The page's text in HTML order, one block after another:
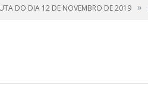
DO DIA 12 DE NOVEMBRO DE 2019 »